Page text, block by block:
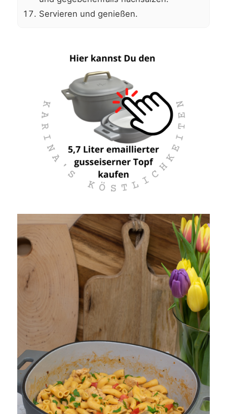
Servieren und genießen.